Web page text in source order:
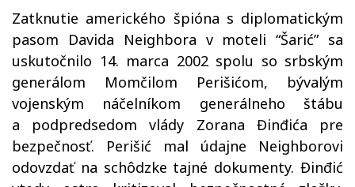
Zatknutie amerického špióna s diplomatickým
pasom Davida Neighbora v moteli “Šarić” sa
uskutočnilo 14. marca 2002 spolu so srbským
generálom Momčilom Perišićom, bývalým
vojenským náčelníkom generálneho štábu
a podpredsedom vlády Zorana Đinđića pre
bezpečnosť. Perišić mal údajne Neighborovi
odovzdať na schôdzke tajné dokumenty. Đinđić